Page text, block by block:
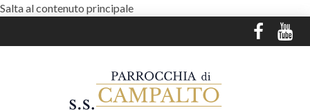
Salta al contenuto principale